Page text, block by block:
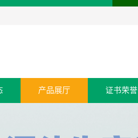
产品展厅 证书荣誉